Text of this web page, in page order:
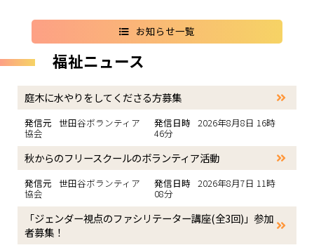
お知らせ一覧
福祉ニュース
庭木に水やりをしてくださる方募集
発信元 世田谷ボランティア
協会
発信日時 2026年8月8日 16時
46分
秋からのフリースクールのボランティア活動
発信元 世田谷ボランティア
協会
発信日時 2026年8月7日 11時
08分
「ジェンダー視点のファシリテーター講座(全3回)」参加
者募集！